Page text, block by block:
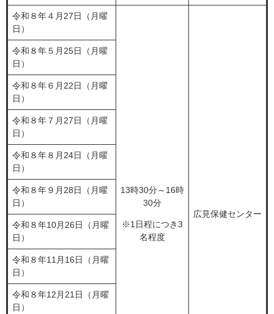
令和８年４月27日（月曜
日）
13時30分～16時
30分
※1日程につき3
名程度
広見保健センター
令和８年５月25日（月曜
日）
令和８年６月22日（月曜
日）
令和８年７月27日（月曜
日）
令和８年８月24日（月曜
日）
令和８年９月28日（月曜
日）
令和８年10月26日（月曜
日）
令和８年11月16日（月曜
日）
令和８年12月21日（月曜
日）